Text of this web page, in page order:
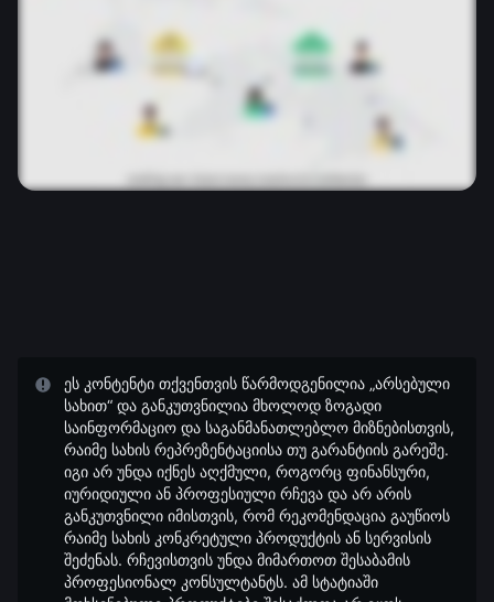
ეს კონტენტი თქვენთვის წარმოდგენილია „არსებული
სახით“ და განკუთვნილია მხოლოდ ზოგადი
საინფორმაციო და საგანმანათლებლო მიზნებისთვის,
რაიმე სახის რეპრეზენტაციისა თუ გარანტიის გარეშე.
იგი არ უნდა იქნეს აღქმული, როგორც ფინანსური,
იურიდიული ან პროფესიული რჩევა და არ არის
განკუთვნილი იმისთვის, რომ რეკომენდაცია გაუწიოს
რაიმე სახის კონკრეტული პროდუქტის ან სერვისის
შეძენას. რჩევისთვის უნდა მიმართოთ შესაბამის
პროფესიონალ კონსულტანტს. ამ სტატიაში